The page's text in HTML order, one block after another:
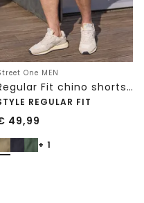
One MEN
Regular Fit chino shorts met zakken
REGULAR FIT
49,99
+ 1